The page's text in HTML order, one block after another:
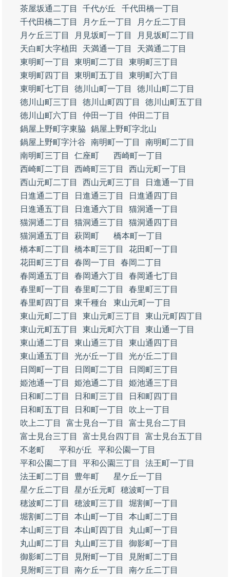
茶屋坂通二丁目
千代が丘
千代田橋一丁目
千代田橋二丁目
月ケ丘一丁目
月ケ丘二丁目
月ケ丘三丁目
月見坂町一丁目
月見坂町二丁目
天白町大字植田
天満通一丁目
天満通二丁目
東明町一丁目
東明町二丁目
東明町三丁目
東明町四丁目
東明町五丁目
東明町六丁目
東明町七丁目
徳川山町一丁目
徳川山町二丁目
徳川山町三丁目
徳川山町四丁目
徳川山町五丁目
徳川山町六丁目
仲田一丁目
仲田二丁目
鍋屋上野町字東脇
鍋屋上野町字北山
鍋屋上野町字汁谷
南明町一丁目
南明町二丁目
南明町三丁目
仁座町
西崎町一丁目
西崎町二丁目
西崎町三丁目
西山元町一丁目
西山元町二丁目
西山元町三丁目
日進通一丁目
日進通二丁目
日進通三丁目
日進通四丁目
日進通五丁目
日進通六丁目
猫洞通一丁目
猫洞通二丁目
猫洞通三丁目
猫洞通四丁目
猫洞通五丁目
萩岡町
橋本町一丁目
橋本町二丁目
橋本町三丁目
花田町一丁目
花田町三丁目
春岡一丁目
春岡二丁目
春岡通五丁目
春岡通六丁目
春岡通七丁目
春里町一丁目
春里町二丁目
春里町三丁目
春里町四丁目
東千種台
東山元町一丁目
東山元町二丁目
東山元町三丁目
東山元町四丁目
東山元町五丁目
東山元町六丁目
東山通一丁目
東山通二丁目
東山通三丁目
東山通四丁目
東山通五丁目
光が丘一丁目
光が丘二丁目
日岡町一丁目
日岡町二丁目
日岡町三丁目
姫池通一丁目
姫池通二丁目
姫池通三丁目
日和町二丁目
日和町三丁目
日和町四丁目
日和町五丁目
日和町一丁目
吹上一丁目
吹上二丁目
富士見台一丁目
富士見台二丁目
富士見台三丁目
富士見台四丁目
富士見台五丁目
不老町
平和が丘
平和公園一丁目
平和公園二丁目
平和公園三丁目
法王町一丁目
法王町二丁目
豊年町
星ケ丘一丁目
星ケ丘二丁目
星が丘元町 穂波町一丁目
穂波町二丁目
穂波町三丁目
堀割町一丁目
堀割町二丁目
本山町一丁目
本山町二丁目
本山町三丁目
本山町四丁目
丸山町一丁目
丸山町二丁目
丸山町三丁目
御影町一丁目
御影町二丁目
見附町一丁目
見附町二丁目
見附町三丁目
南ケ丘一丁目 南ケ丘二丁目